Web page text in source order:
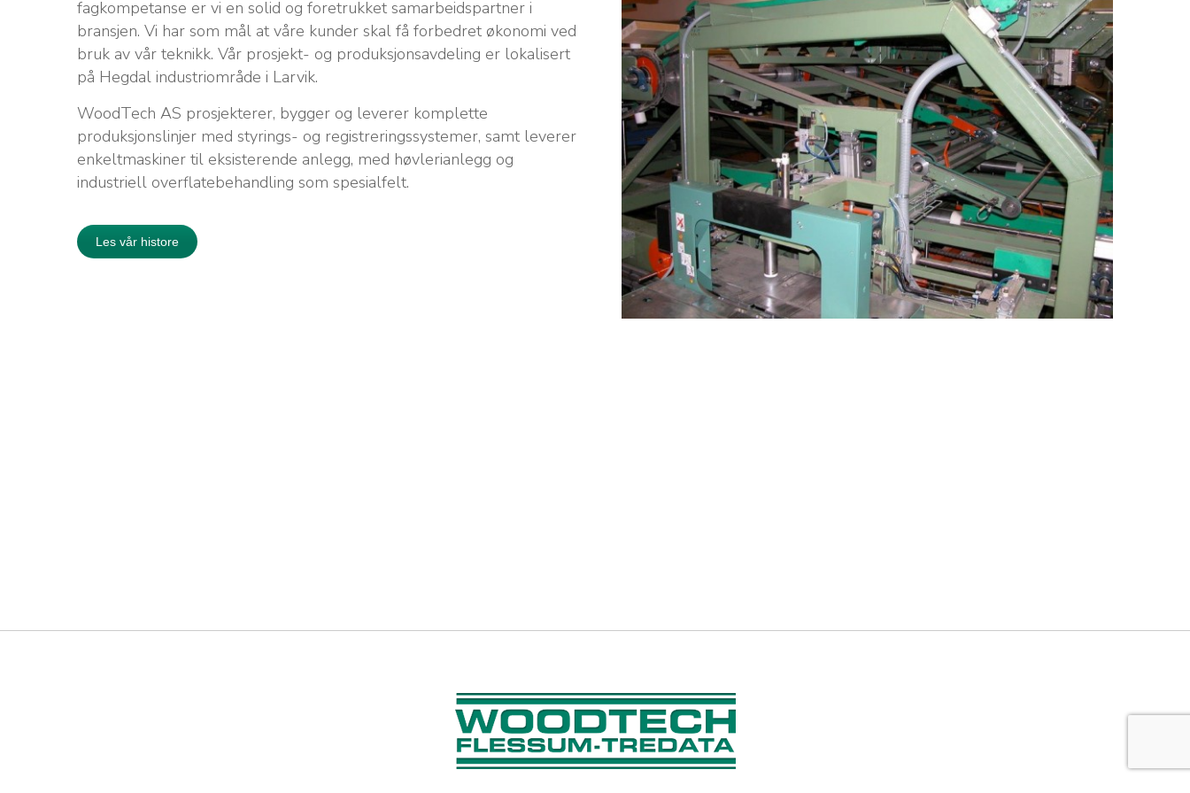
fagkompetanse er vi en solid og foretrukket samarbeidspartner i
bransjen. Vi har som mål at våre kunder skal få forbedret økonomi ved
bruk av vår teknikk. Vår prosjekt- og produksjonsavdeling er lokalisert
på Hegdal industriområde i Larvik.
WoodTech AS prosjekterer, bygger og leverer komplette
produksjonslinjer med styrings- og registreringssystemer, samt leverer
enkeltmaskiner til eksisterende anlegg, med høvlerianlegg og
industriell overflatebehandling som spesialfelt.
Les vår histore